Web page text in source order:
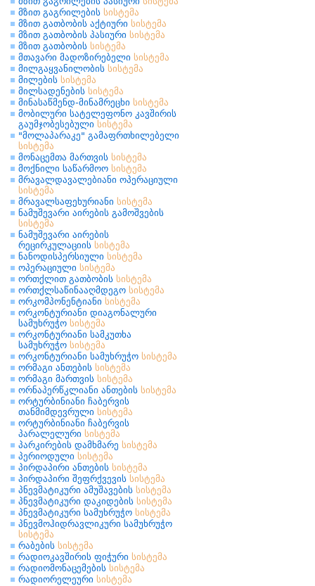
მზით გაგრილების სისტემა
მზით გათბობის აქტიური სისტემა
მზით გათბობის პასიური სისტემა
მზით გათბობის სისტემა
მთავარი მადოზირებელი სისტემა
მილგაყვანილობის სისტემა
მილების სისტემა
მილსადენების სისტემა
მინასაწმენდ-მინამრეცხი სისტემა
მობილური სატელეფონო კავშირის
გაუმჯობესებული სისტემა
"მოლაპარაკე" გამაფრთხილებელი
სისტემა
მონაცემთა მართვის სისტემა
მოქნილი საწარმოო სისტემა
მრავალდავალებიანი ოპერაციული
სისტემა
მრავალსაფეხურიანი სისტემა
ნამუშევარი აირების გამოშვების
სისტემა
ნამუშევარი აირების
რეცირკულაციის სისტემა
ნანოდისპერსიული სისტემა
ოპერაციული სისტემა
ორთქლით გათბობის სისტემა
ორთქლსაწინააღმდეგო სისტემა
ორკომპონენტიანი სისტემა
ორკონტურიანი დიაგონალური
სამუხრუჭო სისტემა
ორკონტურიანი სამკუთხა
სამუხრუჭო სისტემა
ორკონტურიანი სამუხრუჭო სისტემა
ორმაგი ანთების სისტემა
ორმაგი მართვის სისტემა
ორნაპერწკლიანი ანთების სისტემა
ორტურბინიანი ჩაბერვის
თანმიმდევრული სისტემა
ორტურბინიანი ჩაბერვის
პარალელური სისტემა
პარკირების დამხმარე სისტემა
პერიოდული სისტემა
პირდაპირი ანთების სისტემა
პირდაპირი შეფრქვევის სისტემა
პნევმატიკური ამუშავების სისტემა
პნევმატიკური დაკიდების სისტემა
პნევმატიკური სამუხრუჭო სისტემა
პნევმოჰიდრავლიკური სამუხრუჭო
სისტემა
რაბების სისტემა
რადიოკავშირის ფიჭური სისტემა
რადიომონაცემების სისტემა
რადიორელეური სისტემა